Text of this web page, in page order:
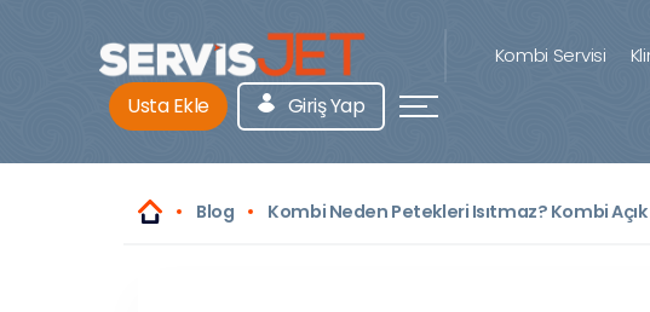
Kombi Servisi
Usta Ekle Giriş Yap
Blog Kombi Neden Petekleri Isıtmaz? Kombi